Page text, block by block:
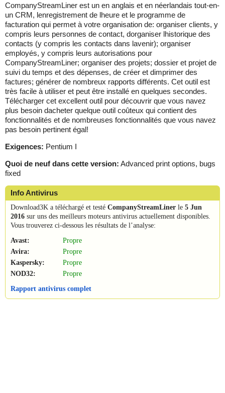
CompanyStreamLiner est un en anglais et en néerlandais tout-en-
un CRM, lenregistrement de lheure et le programme de
facturation qui permet à votre organisation de: organiser clients, y
compris leurs personnes de contact, dorganiser lhistorique des
contacts (y compris les contacts dans lavenir); organiser
employés, y compris leurs autorisations pour
CompanyStreamLiner; organiser des projets; dossier et projet de
suivi du temps et des dépenses, de créer et dimprimer des
factures; générer de nombreux rapports différents. Cet outil est
très facile à utiliser et peut être installé en quelques secondes.
Télécharger cet excellent outil pour découvrir que vous navez
plus besoin dacheter quelque outil coûteux qui contient des
fonctionnalités et de nombreuses fonctionnalités que vous navez
pas besoin pertinent égal!
Exigences: Pentium I
Quoi de neuf dans cette version: Advanced print options, bugs
fixed
Info Antivirus
Download3K a téléchargé et testé CompanyStreamLiner le 5 Jun
2016 sur uns des meilleurs moteurs antivirus actuellement disponibles.
Vous trouverez ci-dessous les résultats de l’analyse:
Avast:
Propre
Avira:
Propre
Kaspersky:
Propre
NOD32:
Propre
Rapport antivirus complet